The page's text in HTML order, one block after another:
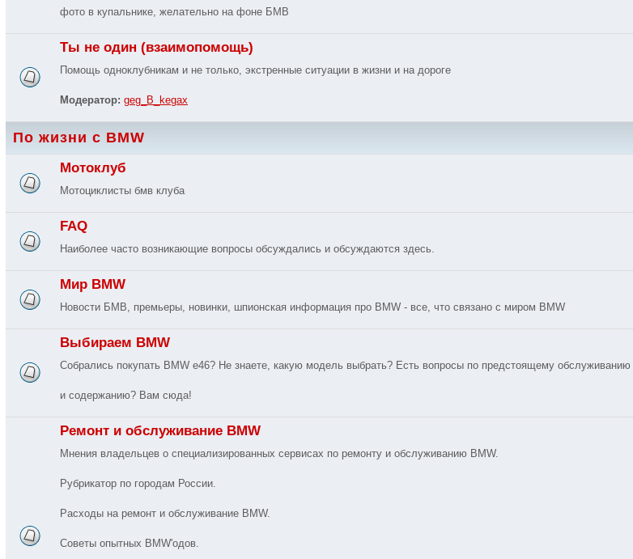
фото в купальнике, желательно на фоне БМВ
Ты не один (взаимопомощь)
Помощь одноклубникам и не только, экстренные ситуации в жизни и на дороге
Модератор: geg_B_kegax
По жизни с BMW
Мотоклуб
Мотоциклисты бмв клуба
FAQ
Наиболее часто возникающие вопросы обсуждались и обсуждаются здесь.
Мир BMW
Новости БМВ, премьеры, новинки, шпионская информация про BMW - все, что связано с миром BMW
Выбираем BMW
Собрались покупать BMW e46? Не знаете, какую модель выбрать? Есть вопросы по предстоящему обслуживанию
и содержанию? Вам сюда!
Ремонт и обслуживание BMW
Мнения владельцев о специализированных сервисах по ремонту и обслуживанию BMW.
Рубрикатор по городам России.
Расходы на ремонт и обслуживание BMW.
Советы опытных BMW'одов.